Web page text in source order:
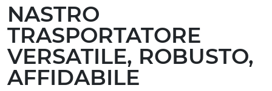
NASTRO
TRASPORTATORE
VERSATILE, ROBUSTO,
AFFIDABILE